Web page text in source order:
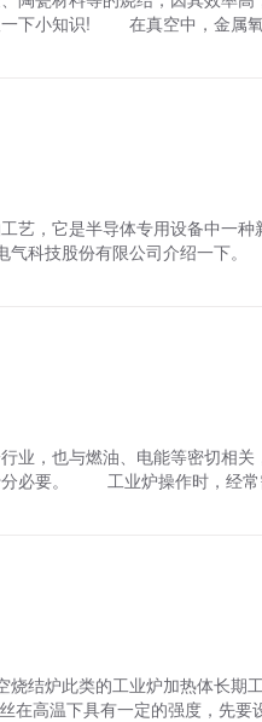
一下小知识! 在真空中，金属
以为周边制造业提供好的加工方
，它是半导体专用设备中一种
气科技股份有限公司介绍一
它可以独立完成多个工艺流程;
，也与燃油、电能等密切相关
分必要。 工业炉操作时，经常
蚀。 因此，无论是操作还是维
结炉此类的工业炉加热体长期
高温下具有一定的强度，先要